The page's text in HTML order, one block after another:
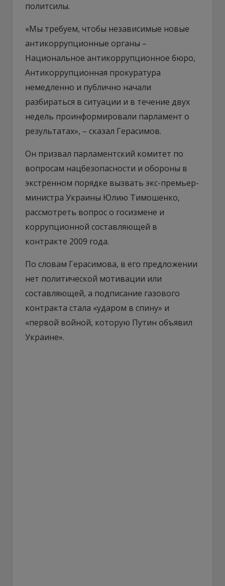
политсилы.
«Мы требуем, чтобы независимые новые
антикоррупционные органы –
Национальное антикоррупционное бюро,
Антикоррупционная прокуратура
немедленно и публично начали
разбираться в ситуации и в течение двух
недель проинформировали парламент о
результатах», – сказал Герасимов.
Он призвал парламентский комитет по
вопросам нацбезопасности и обороны в
экстренном порядке вызвать экс-премьер-
министра Украины Юлию Тимошенко,
рассмотреть вопрос о госизмене и
коррупционной составляющей в
контракте 2009 года.
По словам Герасимова, в его предложении
нет политической мотивации или
составляющей, а подписание газового
контракта стала «ударом в спину» и
«первой войной, которую Путин объявил
Украине».